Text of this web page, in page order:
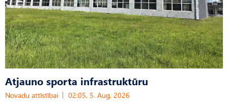
Atjauno sporta infrastruktūru
Novadu attīstībai 02:05, 5. Aug, 2026